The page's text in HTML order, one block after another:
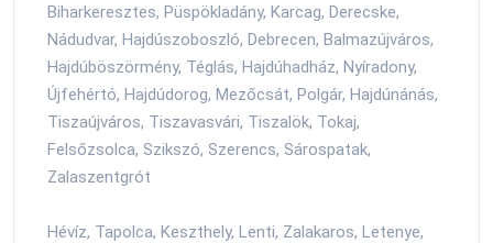
Biharkeresztes, Püspökladány, Karcag, Derecske,
Nádudvar, Hajdúszoboszló, Debrecen, Balmazújváros,
Hajdúböszörmény, Téglás, Hajdúhadház, Nyíradony,
Újfehértó, Hajdúdorog, Mezőcsát, Polgár, Hajdúnánás,
Tiszaújváros, Tiszavasvári, Tiszalök, Tokaj,
Felsőzsolca, Szikszó, Szerencs, Sárospatak,
Zalaszentgrót
Hévíz, Tapolca, Keszthely, Lenti, Zalakaros, Letenye,